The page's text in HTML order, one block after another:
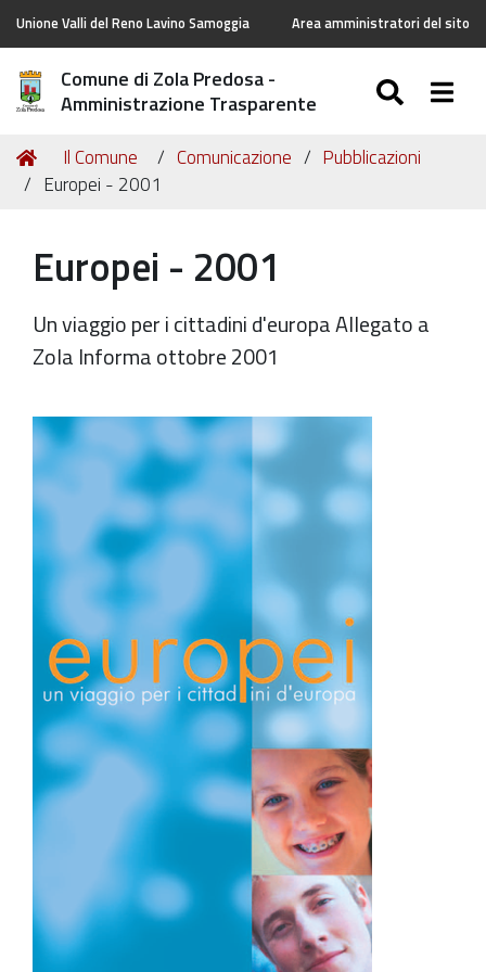
Unione Valli del Reno Lavino Samoggia Area amministratori del sito
Comune di Zola Predosa -
Amministrazione Trasparente
Tu
sei
Home
Il Comune Comunicazione
Pubblicazioni
Europei - 2001
Europei - 2001
Un viaggio per i cittadini d'europa Allegato a
Zola Informa ottobre 2001